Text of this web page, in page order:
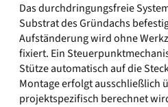
Das durchdringungsfreie
Substrat des Gründachs
Aufständerung wird ohne
fixiert. Ein
Stütze automatisch auf die
Montage erfolgt ausschließlich
projektspezifisch berechnet